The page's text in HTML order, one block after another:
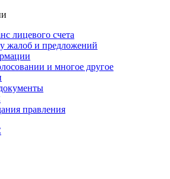
лицевого счета
жалоб и предложений
и многое другое
правления